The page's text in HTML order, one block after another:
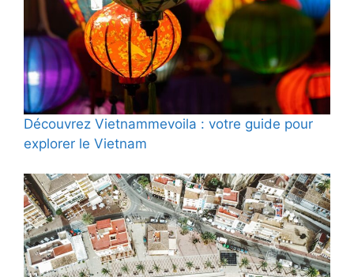
Découvrez Vietnammevoila : votre guide pour
explorer le Vietnam